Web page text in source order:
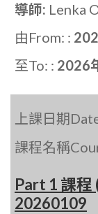
導師: Lenka
由From: :
至To: : 2026
上課日期
課程名稱
Part 1 課程
20260109